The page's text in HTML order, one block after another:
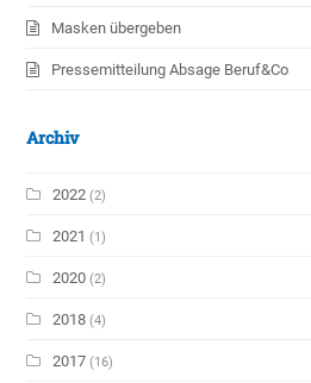
Masken übergeben
Pressemitteilung Absage Beruf&Co
Archiv
2022(2)
2021(1)
2020(2)
2018(4)
2017(16)